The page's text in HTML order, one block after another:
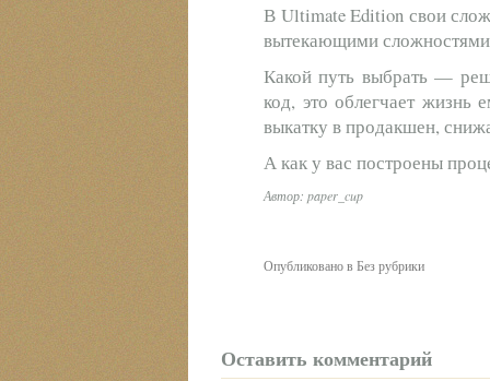
В Ultimate Edition свои
вытекающими сложностями
Какой путь выбрать —
код, это облегчает жизнь
выкатку в продакшен,
А как у вас построены
Автор: paper_cup
Опубликовано в Без рубрики
Оставить комментарий